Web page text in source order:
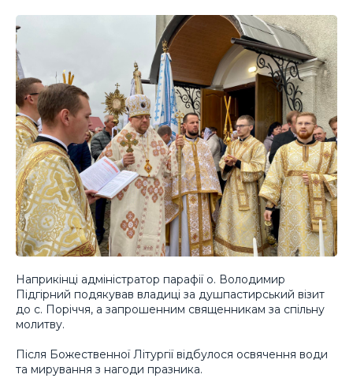
Наприкінці адміністратор парафії о. Володимир
Підгірний подякував владиці за душпастирський візит
до с. Поріччя, а запрошенним священникам за спільну
молитву.
Після Божественної Літургії відбулося освячення води
та мирування з нагоди празника.